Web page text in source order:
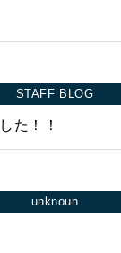
STAFF BLOG
た！！
unknoun